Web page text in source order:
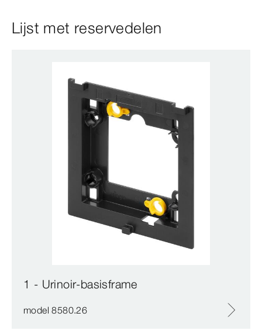
Lijst met reservedelen
1 - Urinoir-basisframe
model 8580.26